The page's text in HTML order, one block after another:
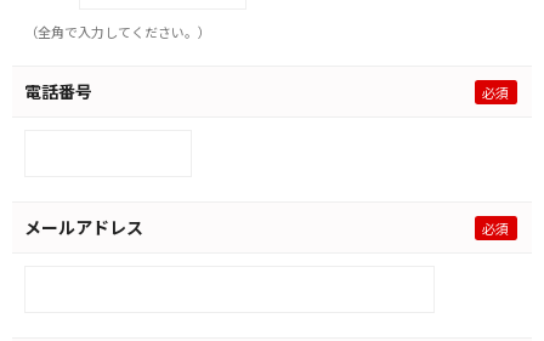
（全角で入力してください。）
電話番号
メールアドレス